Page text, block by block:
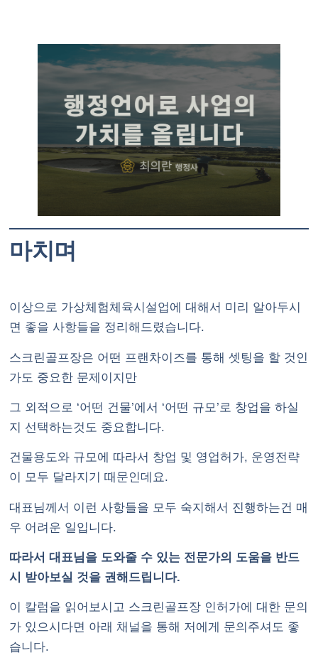
마치며
이상으로 가상체험체육시설업에 대해서 미리 알아두시
면 좋을 사항들을 정리해드렸습니다.
스크린골프장은 어떤 프랜차이즈를 통해 셋팅을 할 것인
가도 중요한 문제이지만
그 외적으로 ‘어떤 건물’에서 ‘어떤 규모’로 창업을 하실
지 선택하는것도 중요합니다.
건물용도와 규모에 따라서 창업 및 영업허가, 운영전략
이 모두 달라지기 때문인데요.
대표님께서 이런 사항들을 모두 숙지해서 진행하는건 매
우 어려운 일입니다.
따라서 대표님을 도와줄 수 있는 전문가의 도움을 반드
시 받아보실 것을 권해드립니다.
이 칼럼을 읽어보시고 스크린골프장 인허가에 대한 문의
가 있으시다면 아래 채널을 통해 저에게 문의주셔도 좋
습니다.